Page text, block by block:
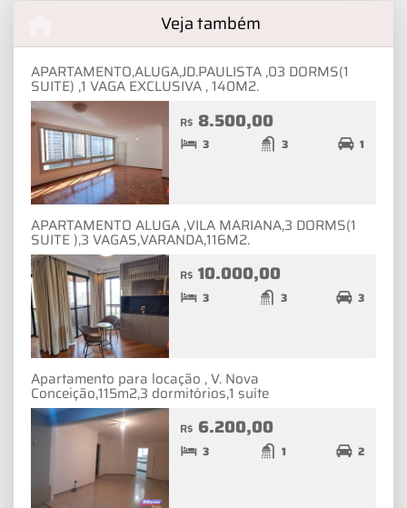
Veja também
APARTAMENTO,ALUGA,JD.PAULISTA ,03 DORMS(1
SUITE) ,1 VAGA EXCLUSIVA , 140M2.
R$ 8.500,00
3 3 1
APARTAMENTO ALUGA ,VILA MARIANA,3 DORMS(1
SUITE ),3 VAGAS,VARANDA,116M2.
R$ 10.000,00
3 3 3
Apartamento para locação , V. Nova
Conceição,115m2,3 dormitórios,1 suíte
R$ 6.200,00
3 1 2